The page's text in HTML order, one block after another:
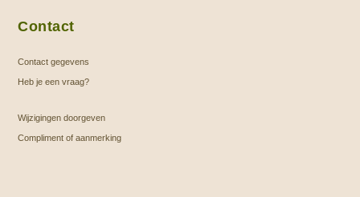
Contact
Contact gegevens
Heb je een vraag?
Wijzigingen doorgeven
Compliment of aanmerking